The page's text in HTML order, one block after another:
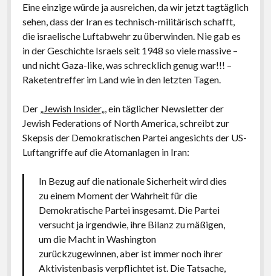
Eine einzige würde ja ausreichen, da wir jetzt tagtäglich
sehen, dass der Iran es technisch-militärisch schafft,
die israelische Luftabwehr zu überwinden. Nie gab es
in der Geschichte Israels seit 1948 so viele massive –
und nicht Gaza-like, was schrecklich genug war!!! –
Raketentreffer im Land wie in den letzten Tagen.
Der „Jewish Insider„, ein täglicher Newsletter der
Jewish Federations of North America, schreibt zur
Skepsis der Demokratischen Partei angesichts der US-
Luftangriffe auf die Atomanlagen in Iran:
In Bezug auf die nationale Sicherheit wird dies
zu einem Moment der Wahrheit für die
Demokratische Partei insgesamt. Die Partei
versucht ja irgendwie, ihre Bilanz zu mäßigen,
um die Macht in Washington
zurückzugewinnen, aber ist immer noch ihrer
Aktivistenbasis verpflichtet ist. Die Tatsache,